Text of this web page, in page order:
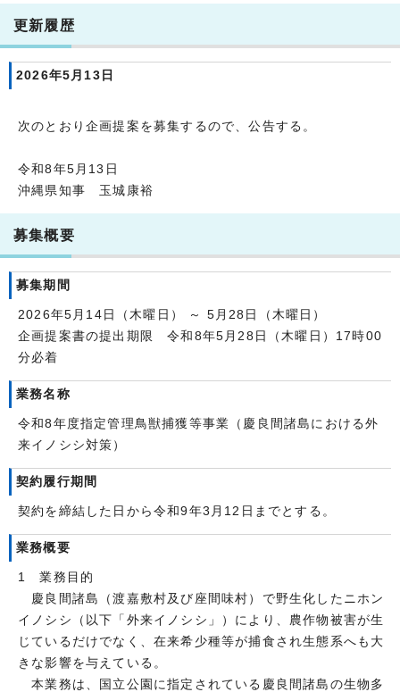
更新履歴
2026年5月13日
次のとおり企画提案を募集するので、公告する。
令和8年5月13日
沖縄県知事 玉城康裕
募集概要
募集期間
2026年5月14日（木曜日） ～ 5月28日（木曜日）
企画提案書の提出期限 令和8年5月28日（木曜日）17時00
分必着
業務名称
令和8年度指定管理鳥獣捕獲等事業（慶良間諸島における外
来イノシシ対策）
契約履行期間
契約を締結した日から令和9年3月12日までとする。
業務概要
1 業務目的
慶良間諸島（渡嘉敷村及び座間味村）で野生化したニホン
イノシシ（以下「外来イノシシ」）により、農作物被害が生
じているだけでなく、在来希少種等が捕食され生態系へも大
きな影響を与えている。
本業務は、国立公園に指定されている慶良間諸島の生物多